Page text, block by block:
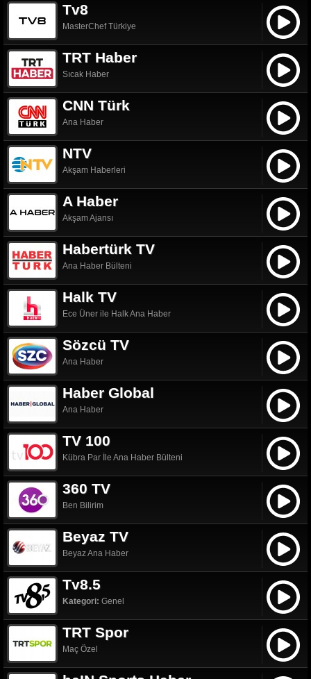
Tv8
MasterChef Türkiye
TRT Haber
Sıcak Haber
CNN Türk
Ana Haber
NTV
Akşam Haberleri
A Haber
Akşam Ajansı
Habertürk TV
Ana Haber Bülteni
Halk TV
Ece Üner ile Halk Ana Haber
Sözcü TV
Ana Haber
Haber Global
Ana Haber
TV 100
Kübra Par İle Ana Haber Bülteni
360 TV
Ben Bilirim
Beyaz TV
Beyaz Ana Haber
Tv8.5
Kategori: Genel
TRT Spor
Maç Özel